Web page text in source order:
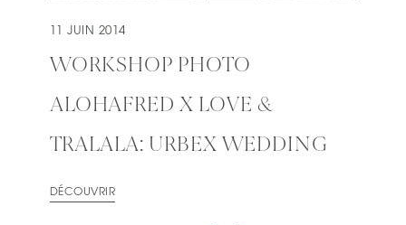
11 JUIN 2014
WORKSHOP PHOTO
ALOHAFRED X LOVE &
TRALALA: URBEX WEDDING
DÉCOUVRIR